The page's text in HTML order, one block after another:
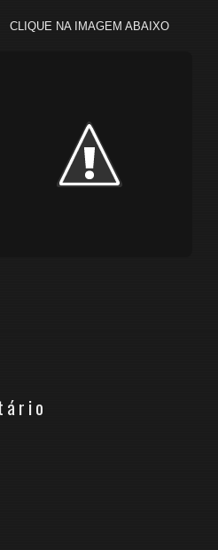
CLIQUE NA IMAGEM ABAIXO